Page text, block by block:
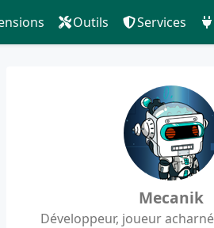
Outils Services
Mecanik
Développeur, joueur